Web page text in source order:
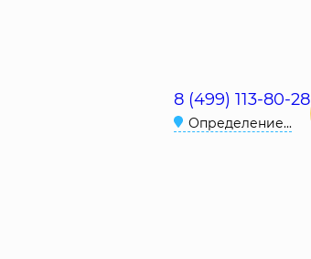
8 (499) 113-80-28
Определение...